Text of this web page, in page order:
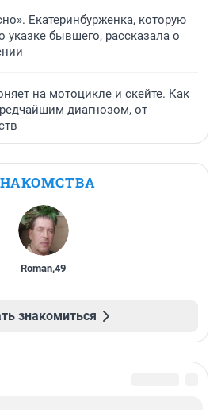
Екатеринбурженка, которую
указке бывшего, рассказала о
на мотоцикле и скейте. Как
диагнозом, от
Roman,49
знакомиться